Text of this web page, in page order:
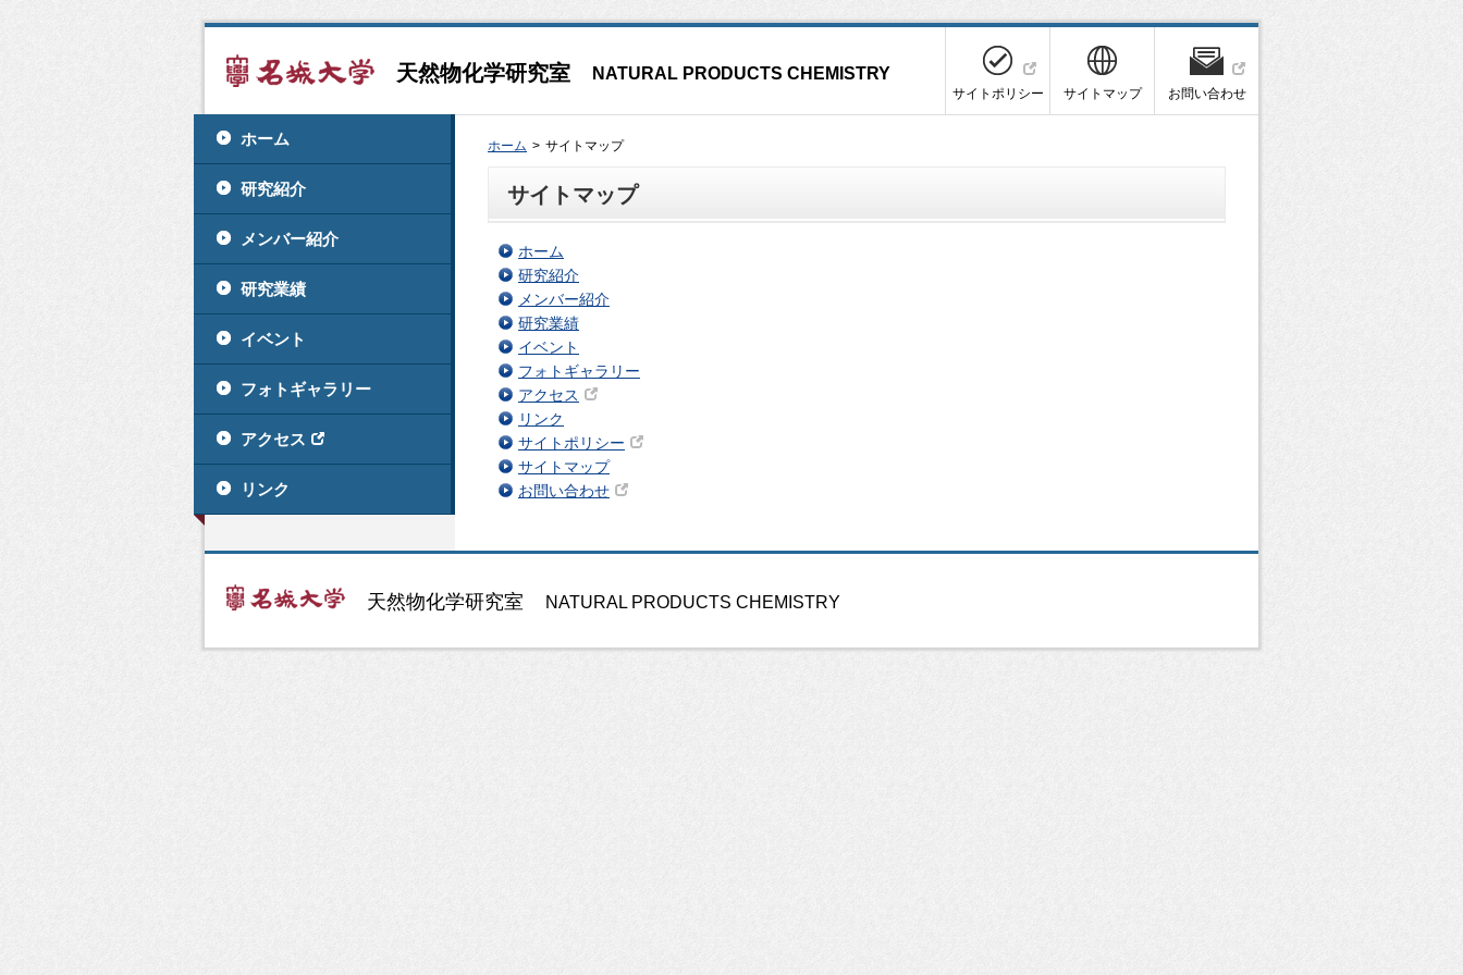
天然物化学研究室 NATURAL PRODUCTS CHEMISTRY
ホーム
研究紹介
メンバー紹介
研究業績
イベント
フォトギャラリー
アクセス
リンク
サイトポリシー サイトマップ お問い合わせ
ホーム サイトマップ
サイトマップ
ホーム
研究紹介
メンバー紹介
研究業績
イベント
フォトギャラリー
アクセス
リンク
サイトポリシー
サイトマップ
お問い合わせ
天然物化学研究室 NATURAL PRODUCTS CHEMISTRY